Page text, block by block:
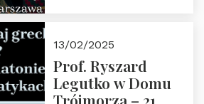
13/02/2025
Prof. Ryszard
Legutko w Domu
Trójmorza – 21